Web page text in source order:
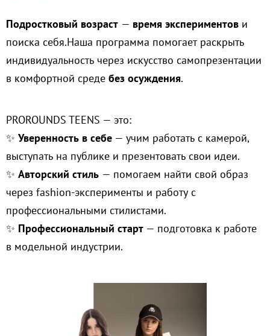
Подростковый возраст — время экспериментов и
поиска себя.Наша программа помогает раскрыть
индивидуальность через искусство самопрезентации
в комфортной среде без осуждения.
PROROUNDS TEENS — это:
✨ Уверенность в себе — учим работать с камерой,
выступать на публике и презентовать свои идеи.
✨ Авторский стиль — помогаем найти свой образ
через fashion-эксперименты и работу с
профессиональными стилистами.
✨ Профессиональный старт — подготовка к работе
в модельной индустрии.